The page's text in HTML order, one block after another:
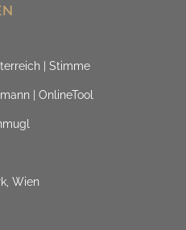
| Stimme
| OnlineTool
Wien